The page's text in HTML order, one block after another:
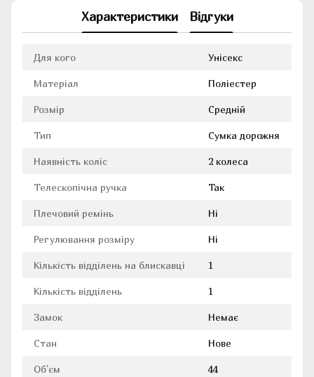
Характеристики Відгуки
Для кого Унісекс
Матеріал Поліестер
Розмір Средній
Тип Сумка дорожня
Наявність коліс 2 колеса
Телескопічна ручка Так
Плечовий ремінь Ні
Регулювання розміру Ні
Кількість відділень на блискавці 1
Кількість відділень 1
Замок Немає
Стан Нове
Об'єм 44